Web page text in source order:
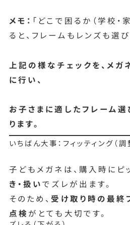
メモ： 「どこで困るか（学校・
ると、フレームもレンズも選び
上記の様なチェックを、メガ
に行い、
お子さまに適したフレーム
ります。
いちばん大事：フィッティング（
子どもメガネは、購入時にピ
き・扱いでズレが出ます。
そのため、 受け取り時の最終
点検がとても大切です。